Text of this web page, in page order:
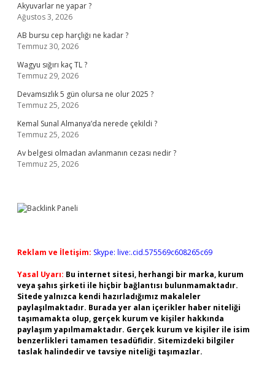
Akyuvarlar ne yapar ?
Ağustos 3, 2026
AB bursu cep harçlığı ne kadar ?
Temmuz 30, 2026
Wagyu sığırı kaç TL ?
Temmuz 29, 2026
Devamsızlık 5 gün olursa ne olur 2025 ?
Temmuz 25, 2026
Kemal Sunal Almanya’da nerede çekildi ?
Temmuz 25, 2026
Av belgesi olmadan avlanmanın cezası nedir ?
Temmuz 25, 2026
Reklam ve İletişim: Skype: live:.cid.575569c608265c69
Yasal Uyarı: Bu internet sitesi, herhangi bir marka, kurum
veya şahıs şirketi ile hiçbir bağlantısı bulunmamaktadır.
Sitede yalnızca kendi hazırladığımız makaleler
paylaşılmaktadır. Burada yer alan içerikler haber niteliği
taşımamakta olup, gerçek kurum ve kişiler hakkında
paylaşım yapılmamaktadır. Gerçek kurum ve kişiler ile isim
benzerlikleri tamamen tesadüfidir. Sitemizdeki bilgiler
taslak halindedir ve tavsiye niteliği taşımazlar.